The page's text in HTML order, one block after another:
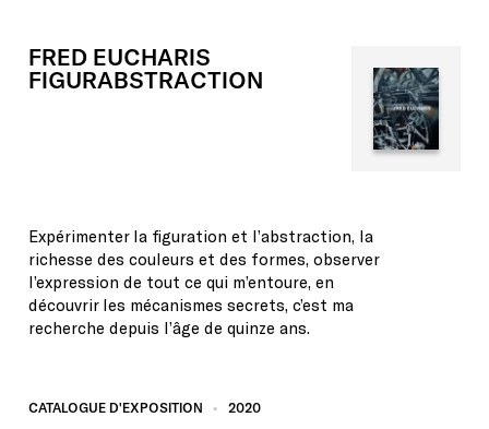
FRED EUCHARIS
FIGURABSTRACTION
Expérimenter la figuration et l’abstraction, la
richesse des couleurs et des formes, observer
l’expression de tout ce qui m’entoure, en
découvrir les mécanismes secrets, c’est ma
recherche depuis l’âge de quinze ans.
CATALOGUE D'EXPOSITION 2020